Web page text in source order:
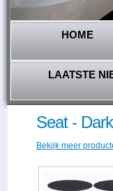
HOME
LAATSTE
Seat -
Bekijk meer